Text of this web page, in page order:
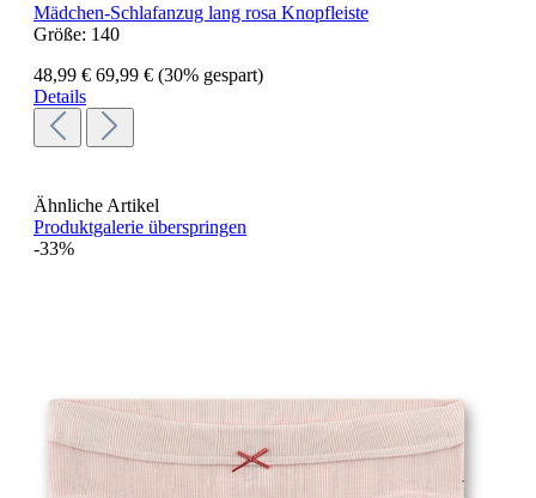
Mädchen-Schlafanzug lang rosa Knopfleiste
Größe: 140
48,99 € 69,99 € (30% gespart)
Details
Ähnliche Artikel
Produktgalerie überspringen
-33%